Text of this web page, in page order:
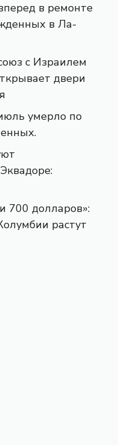
в ремонте
в Ла-
с Израилем
двери
умерло по
700 долларов»:
растут